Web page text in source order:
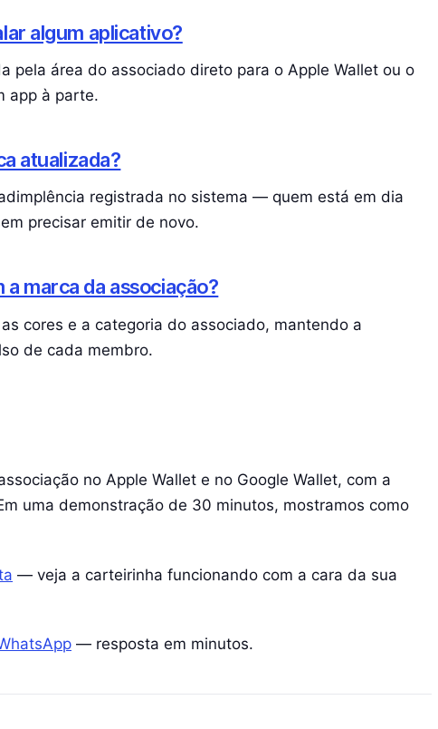
algum aplicativo?
pela área do associado direto para o Apple Wallet ou o
app à parte.
atualizada?
registrada no sistema — quem está em dia
precisar emitir de novo.
marca da associação?
cores e a categoria do associado, mantendo a
de cada membro.
no Apple Wallet e no Google Wallet, com a
uma demonstração de 30 minutos, mostramos como
— veja a carteirinha funcionando com a cara da sua
— resposta em minutos.